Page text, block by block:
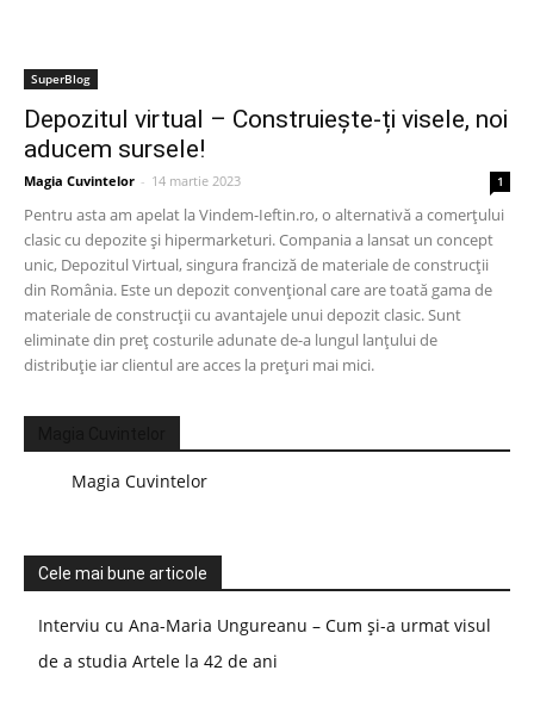
SuperBlog
Depozitul virtual – Construiește-ți visele, noi
aducem sursele!
Magia Cuvintelor - 14 martie 2023 1
Pentru asta am apelat la Vindem-Ieftin.ro, o alternativă a comerțului
clasic cu depozite și hipermarketuri. Compania a lansat un concept
unic, Depozitul Virtual, singura franciză de materiale de construcții
din România. Este un depozit convențional care are toată gama de
materiale de construcții cu avantajele unui depozit clasic. Sunt
eliminate din preț costurile adunate de-a lungul lanțului de
distribuție iar clientul are acces la prețuri mai mici.
Magia Cuvintelor
Cele mai bune articole
Interviu cu Ana-Maria Ungureanu – Cum și-a urmat visul
de a studia Artele la 42 de ani